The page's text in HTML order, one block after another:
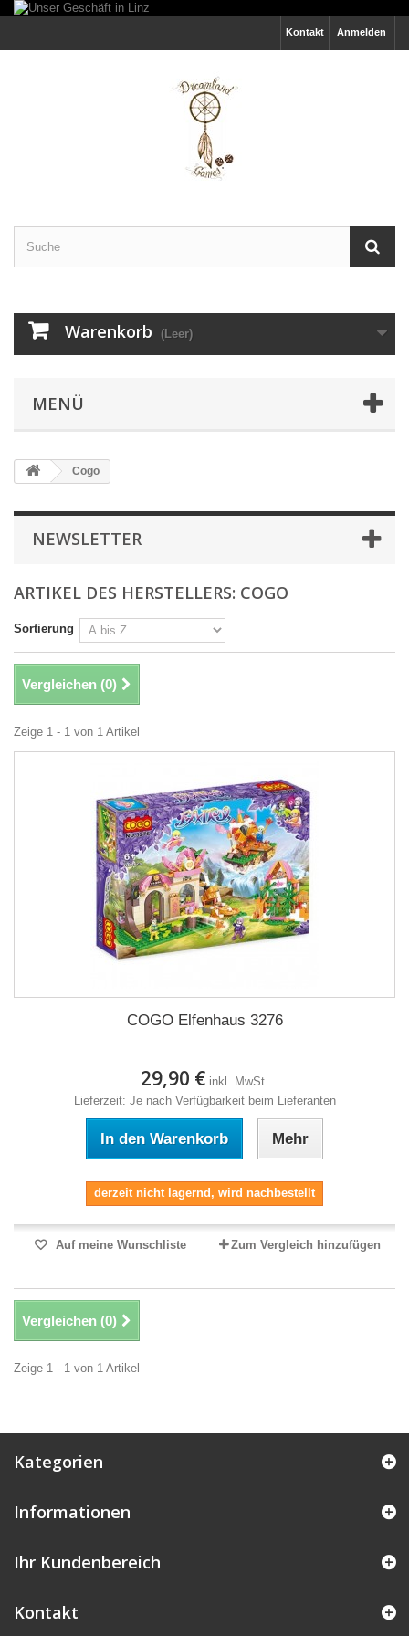
Anmelden
Kontakt
Warenkorb (Leer)
MENÜ
Cogo
NEWSLETTER
ARTIKEL DES HERSTELLERS: COGO
Sortierung
Vergleichen (0)
Zeige 1 - 1 von 1 Artikel
COGO Elfenhaus 3276
29,90 € inkl. MwSt.
Lieferzeit: Je nach Verfügbarkeit beim Lieferanten
In den Warenkorb Mehr
derzeit nicht lagernd, wird nachbestellt
Auf meine Wunschliste Zum Vergleich hinzufügen
Vergleichen (0)
Zeige 1 - 1 von 1 Artikel
Kategorien
Informationen
Ihr Kundenbereich
Kontakt